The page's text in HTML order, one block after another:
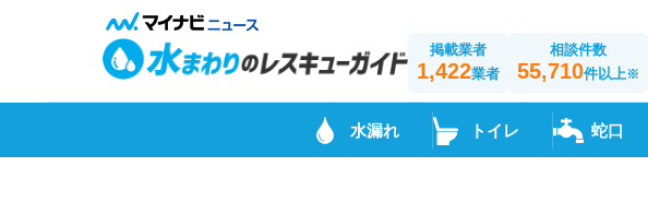
掲載業者
1,422業者
相談件数
55,710件以上※
水漏れ トイレ 蛇口